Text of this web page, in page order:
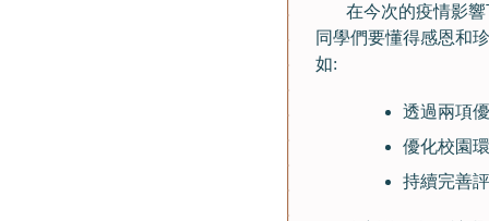
在今次的疫情影響
同學們要懂得感恩和
如:
透過兩項
優化校園
持續完善